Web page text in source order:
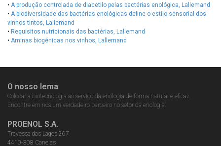
• A produção controlada de diacetilo pelas bactérias enológica, Lallemand
• A biodiversidade das bactérias enológicas define o estilo sensorial dos
vinhos tintos, Lallemand
• Requisitos nutricionais das bactérias, Lallemand
• Aminas biogénicas nos vinhos, Lallemand
O nosso lema
Colocar a biotecnologia ao serviço da enologia de forma natural e eficaz.
Encontre em nós um verdadeiro parceiro no setor da enologia.
PROENOL S.A.
Travessa das Lages 267
4410-308 Canelas